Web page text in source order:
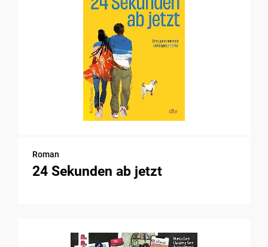
Roman
24 Sekunden ab jetzt